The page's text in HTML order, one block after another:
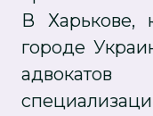
В
городе